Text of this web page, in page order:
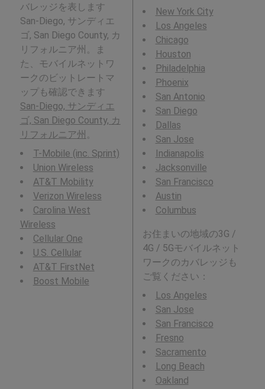
バレッジを表します
San-Diego, サンディエ
ゴ, San Diego County, カ
リフォルニア州。ま
た、モバイルネットワ
ークのビットレートマ
ップも確認できます
San-Diego, サンディエ
ゴ, San Diego County, カ
リフォルニア州 。
T-Mobile (inc. Sprint)
Union Wireless
AT&T Mobility
Verizon Wireless
Carolina West
Wireless
Cellular One
U.S. Cellular
AT&T FirstNet
Boost Mobile
New York City
Los Angeles
Chicago
Houston
Philadelphia
Phoenix
San Antonio
San Diego
Dallas
San Jose
Indianapolis
Jacksonville
San Francisco
Austin
Columbus
お住まいの地域の3G /
4G / 5Gモバイルネット
ワークのカバレッジも
ご覧ください：
Los Angeles
San Jose
San Francisco
Fresno
Sacramento
Long Beach
Oakland